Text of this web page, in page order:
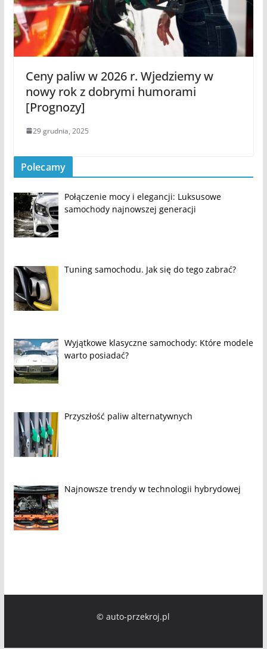
Ceny paliw w 2026 r. Wjedziemy w
nowy rok z dobrymi humorami
[Prognozy]
29 grudnia, 2025
Polecamy
Połączenie mocy i elegancji: Luksusowe
samochody najnowszej generacji
Tuning samochodu. Jak się do tego zabrać?
Wyjątkowe klasyczne samochody: Które modele
warto posiadać?
Przyszłość paliw alternatywnych
Najnowsze trendy w technologii hybrydowej
© auto-przekroj.pl